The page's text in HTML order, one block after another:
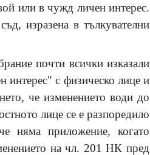
или в чужд личен интерес.
изразена в тълкувателни
почти всички изказали
интерес" с физическо лице и
че изменението води до
лице се е разпоредило
няма приложение, когато
на чл. 201 НК пред